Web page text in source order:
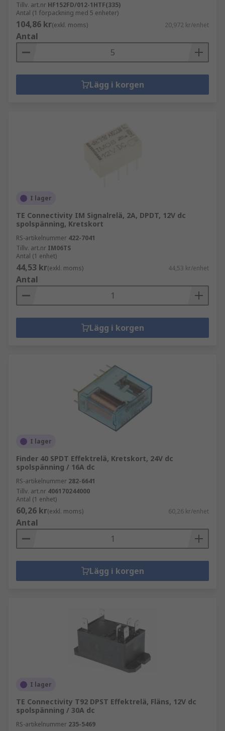
Tillv. art.nr HF152FD/012-1HTF(335)
Antal (1 förpackning med 5 enheter)
104,86 kr(exkl. moms) 20,972 kr/enhet
Antal
Lägg i korgen
I lager
TE Connectivity IM Signalrelä, 2A, DPDT, 12V dc
spolspänning, Kretskort
RS-artikelnummer 422-7041
Tillv. art.nr IM06TS
Antal (1 enhet)
44,53 kr(exkl. moms) 44,53 kr/enhet
Antal
Lägg i korgen
I lager
Finder 40 SPDT Effektrelä, Kretskort, 24V dc
spolspänning / 16A dc
RS-artikelnummer 282-6641
Tillv. art.nr 406170244000
Antal (1 enhet)
60,26 kr(exkl. moms) 60,26 kr/enhet
Antal
Lägg i korgen
I lager
TE Connectivity T92 DPST Effektrelä, Fläns, 12V dc
spolspänning / 30A dc
RS-artikelnummer 235-5469